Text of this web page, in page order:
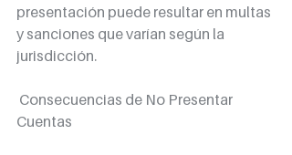
presentación puede resultar en multas
y sanciones que varían según la
jurisdicción.
Cuentas